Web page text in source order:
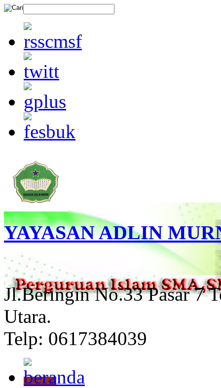
YAYASAN ADLIN
Jl.Beringin No.33 Pasar 7
Utara.
Telp: 0617384039